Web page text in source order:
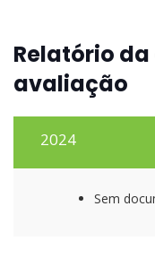
Relatório
avaliação
2024
Sem